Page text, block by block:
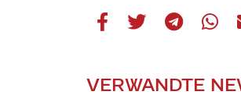
VERWANDTE